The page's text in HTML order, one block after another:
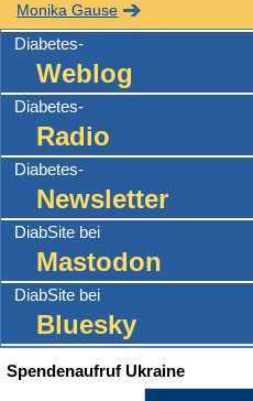
Monika Gause
Diabetes-
Weblog
Diabetes-
Radio
Diabetes-
Newsletter
DiabSite bei
Mastodon
DiabSite bei
Bluesky
Spendenaufruf Ukraine